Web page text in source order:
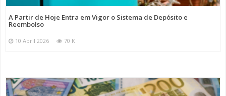
A Partir de Hoje Entra em Vigor o Sistema de Depósito e
Reembolso
10 Abril 2026 70 K